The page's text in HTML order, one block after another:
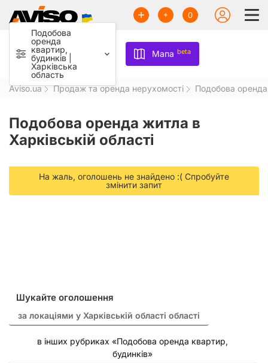
0
Подобова
оренда
квартир,
будинків |
Харківська
область
Мапа beta
Aviso.ua Продаж та оренда нерухомості Подобова
Подобова оренда житла в
Харківській області
На жаль, оголошень не знайдено :( Спробуйте
змінити запит
Шукайте оголошення
за локаціями у Харківській області області
в інших рубриках «Подобова оренда квартир,
будинків»